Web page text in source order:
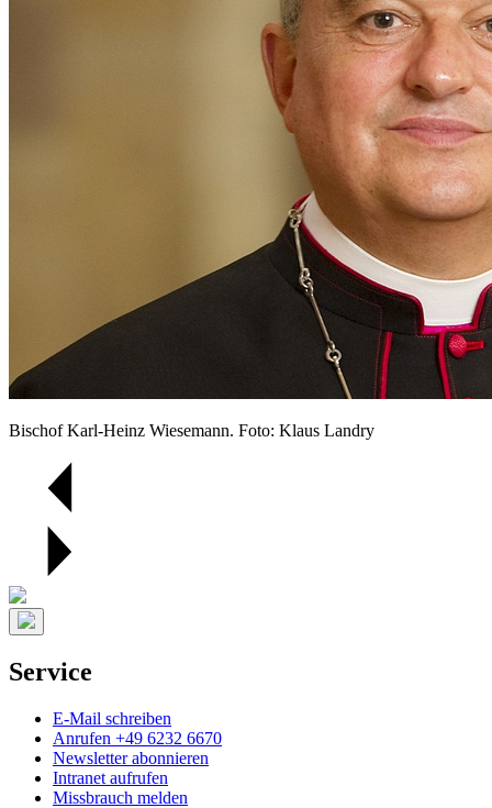
Bischof Karl-Heinz Wiesemann. Foto: Klaus Landry
Service
E-Mail schreiben
Anrufen +49 6232 6670
Newsletter abonnieren
Intranet aufrufen
Missbrauch melden